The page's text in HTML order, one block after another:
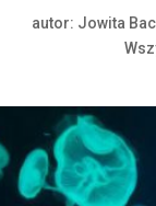
autor: Jowita